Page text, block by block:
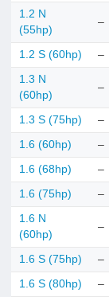
1.2 N
(55hp)
–
1.2 S (60hp) –
1.3 N
(60hp)
–
1.3 S (75hp) –
1.6 (60hp) –
1.6 (68hp) –
1.6 (75hp) –
1.6 N
(60hp)
–
1.6 S (75hp) –
1.6 S (80hp) –